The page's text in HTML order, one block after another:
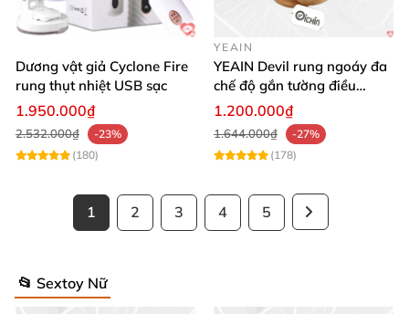
Dương vật giả Cyclone Fire
rung thụt nhiệt USB sạc
1.950.000₫
2.532.000₫
-23%
(180)
YEAIN
YEAIN Devil rung ngoáy đa
chế độ gắn tường điều
khiển từ xa tiện lợi
1.200.000₫
1.644.000₫
-27%
(178)
1 2 3 4 5
📂 Sextoy Nữ